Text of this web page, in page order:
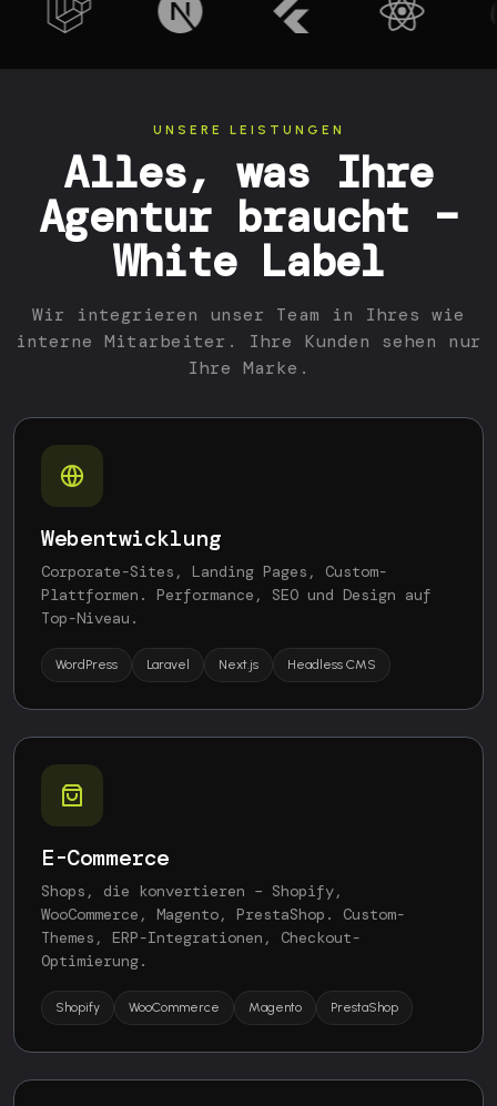
UNSERE LEISTUNGEN
Alles, was Ihre
Agentur braucht –
White Label
Wir integrieren unser Team in Ihres wie
interne Mitarbeiter. Ihre Kunden sehen nur
Ihre Marke.
Webentwicklung
Corporate-Sites, Landing Pages, Custom-
Plattformen. Performance, SEO und Design auf
Top-Niveau.
WordPress Laravel Next.js Headless CMS
E-Commerce
Shops, die konvertieren – Shopify,
WooCommerce, Magento, PrestaShop. Custom-
Themes, ERP-Integrationen, Checkout-
Optimierung.
Shopify WooCommerce Magento PrestaShop